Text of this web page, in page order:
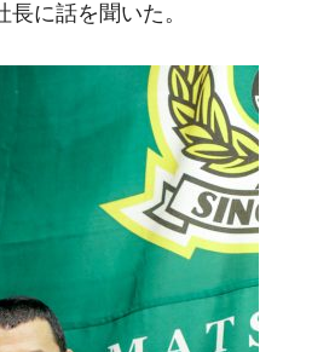
に話を聞いた。